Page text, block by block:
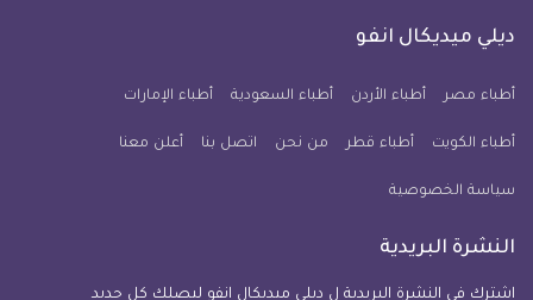
فيسبوكتويتر
يوتيوب
معلومة
للآيفون
ديلي ميديكال انفو
أطباء مصر أطباء الأردن أطباء السعودية أطباء الإمارات
أطباء الكويت أطباء قطر من نحن اتصل بنا أعلن معنا
سياسة الخصوصية
النشرة البريدية
اشترك في النشرة البريدية ل ديلي ميديكال انفو ليصلك كل جديد